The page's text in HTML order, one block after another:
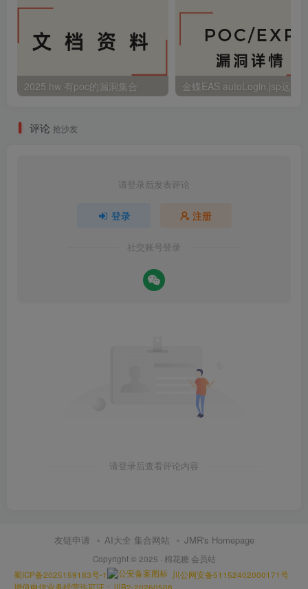
2025 hw 有poc的漏洞集合
评论 抢沙发
请登录后发表评论
登录 注册
社交账号登录
请登录后查看评论内容
友链申请 AI大全 集合网站 JMR's Homepage
Copyright © 2025 · 棉花糖 会员站
蜀ICP备2025159183号-1
川公网安备51152402000171号